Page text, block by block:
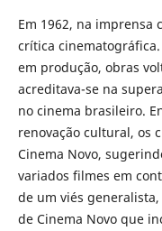
Em 1962, na imprensa
crítica
em produção, obras
acreditava-se na
no cinema brasileiro.
renovação cultural, os
Cinema Novo,
variados filmes em
de um viés
de Cinema Novo que